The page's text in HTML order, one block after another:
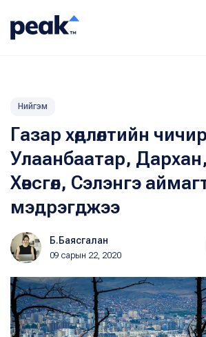
Нийгэм
Газар хөдлөлтийн
Улаанбаатар,
Хөвсгөл, Сэлэнгэ
мэдрэгджээ
Б.Баясгалан
09 сарын 22, 2020